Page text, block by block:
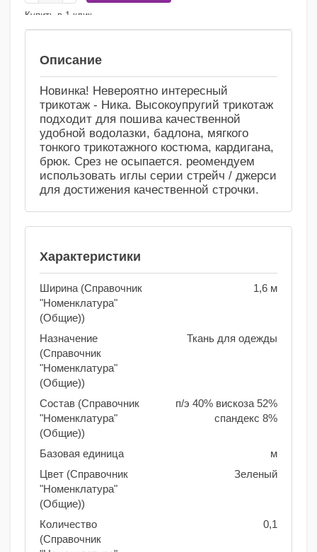
Купить в 1 клик
Описание
Новинка! Невероятно интересный
трикотаж - Ника. Высокоупругий трикотаж
подходит для пошива качественной
удобной водолазки, бадлона, мягкого
тонкого трикотажного костюма, кардигана,
брюк. Срез не осыпается. реомендуем
использовать иглы серии стрейч / джерси
для достижения качественной строчки.
Характеристики
Ширина (Справочник
"Номенклатура"
(Общие))
1,6 м
Назначение
(Справочник
"Номенклатура"
(Общие))
Ткань для одежды
Состав (Справочник
"Номенклатура"
(Общие))
п/э 40% вискоза 52%
спандекс 8%
Базовая единица
м
Цвет (Справочник
"Номенклатура"
(Общие))
Зеленый
Количество
(Справочник
0,1